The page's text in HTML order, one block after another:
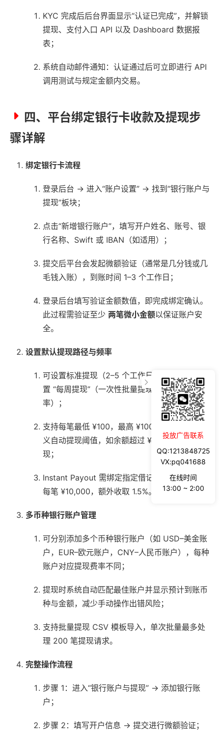
KYC 完成后后台界面显示“认证已完成”，并解锁
提现、支付入口 API 以及 Dashboard 数据报
表；
系统自动邮件通知：认证通过后可立即进行 API
调用测试与规定金额内交易。
四、平台绑定银行卡收款及提现步
骤详解
绑定银行卡流程
登录后台 → 进入“账户设置” → 找到“银行账户与
提现”板块；
点击“新增银行账户”，填写开户姓名、账号、银
行名称、Swift 或 IBAN（如适用）；
提交后平台会发起微额验证（通常是几分钱或几
毛钱入账），到账时间 1–3 个工作日；
登录后台填写验证金额数值，即完成绑定确认。
此过程需验证至少 两笔微小金额以保证账户安
全。
设置默认提现路径与频率
可设置标准提现（2–5 个工作日到账），也可设
置 “每周提现”（一次性批量提现，提高结算效
率）；
支持每笔最低 ¥100，最高 ¥100,000。同时可定
义自动提现阈值，如余额超过 ¥5,000 时自动提
现；
Instant Payout 需绑定指定借记卡，提现限制为
每笔 ¥10,000，额外收取 1.5%。
多币种银行账户管理
可分别添加多个币种银行账户（如 USD–美金账
户，EUR–欧元账户，CNY–人民币账户），每种
账户对应提现费率不同；
提现时系统自动匹配最佳账户并显示预计到账币
种与金额，减少手动操作出错风险；
支持批量提现 CSV 模板导入，单次批量最多处
理 200 笔提现请求。
完整操作流程
步骤 1：进入“银行账户与提现” → 添加银行账
户；
步骤 2：填写开户信息 → 提交进行微额验证；
投放广告联系
QQ:1213848725
VX:pq041688
在线时间
13:00 ~ 2:00